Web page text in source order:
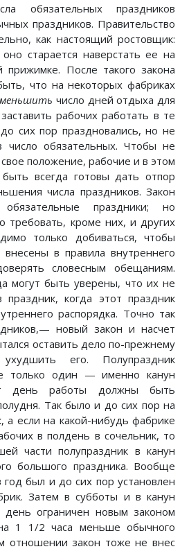
обязательных праздников
праздников. Правительство
как настоящий ростовщик:
старается наверстать ее на
прижимке. После такого закона
что на некоторых фабриках
число дней отдыха для
рабочих работать в те
сих пор праздновались, но не
число обязательных. Чтобы не
положение, рабочие и в этом
всегда готовы дать отпор
числа праздников. Закон
праздники; но
требовать, кроме них, и других
только добиваться, чтобы
в правила внутреннего
словесным обещаниям.
могут быть уверены, что их не
праздник, когда этот праздник
распорядка. Точно так
новый закон и насчет
оставить дело по-прежнему
его. Полупраздник
только один — именно канун
день работы должны быть
Так было и до сих пор на
а если на какой-нибудь фабрике
в полдень в сочельник, то
части полупраздник в канун
большого праздника. Вообще
был и до сих пор установлен
Затем в субботы и в канун
день ограничен новым законом
1 1/2 часа меньше обычного
отношении закон тоже не внес